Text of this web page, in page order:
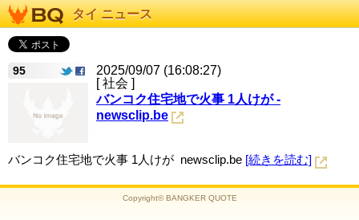
タイ ニュース
95
2025/09/07 (16:08:27)
[ 社会 ]
バンコク住宅地で火事 1人けが -
newsclip.be
バンコク住宅地で火事 1人けが newsclip.be [続きを読む]
Copyright© BANGKER QUOTE